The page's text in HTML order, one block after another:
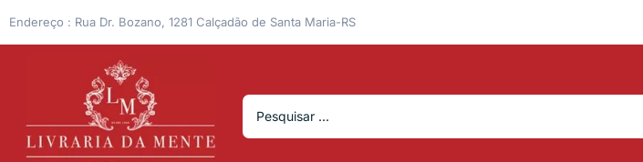
Endereço : Rua Dr. Bozano, 1281 Calçadão de Santa Maria-RS